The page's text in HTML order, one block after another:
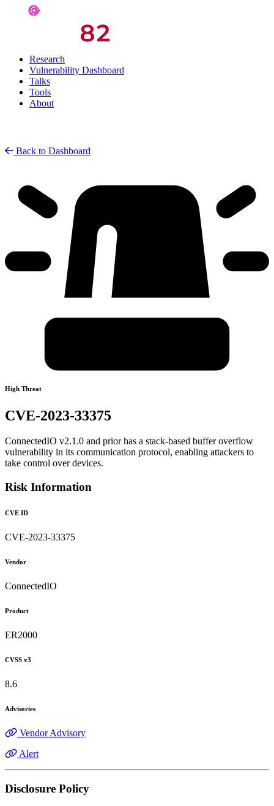
Research
Vulnerability Dashboard
Talks
Tools
About
Back to Dashboard
High Threat
CVE-2023-33375
ConnectedIO v2.1.0 and prior has a stack-based buffer overflow
vulnerability in its communication protocol, enabling attackers to
take control over devices.
Risk Information
CVE ID
CVE-2023-33375
Vendor
ConnectedIO
Product
ER2000
CVSS v3
8.6
Advisories
Vendor Advisory
Alert
Disclosure Policy